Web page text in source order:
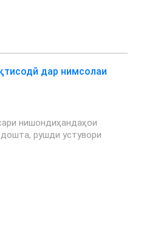
дар нимсолаи
нишондиҳандаҳои
рушди устувори